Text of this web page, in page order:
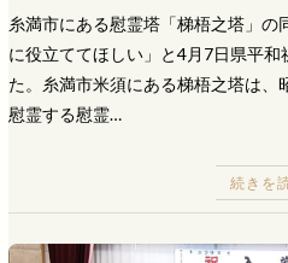
糸満市にある慰霊塔「梯梧之塔」の
に役立ててほしい」と4月7日県平
た。糸満市米須にある梯梧之塔は、
慰霊する慰霊…
続きを